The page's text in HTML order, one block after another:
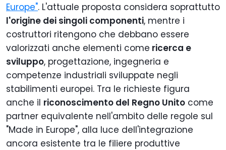
Europe". L'attuale proposta considera soprattutto
l'origine dei singoli componenti, mentre i
costruttori ritengono che debbano essere
valorizzati anche elementi come ricerca e
sviluppo, progettazione, ingegneria e
competenze industriali sviluppate negli
stabilimenti europei. Tra le richieste figura
anche il riconoscimento del Regno Unito come
partner equivalente nell'ambito delle regole sul
"Made in Europe", alla luce dell'integrazione
ancora esistente tra le filiere produttive